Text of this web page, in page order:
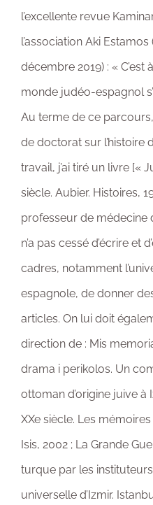
l’excellente revue
l’association Aki Estamos
décembre 2019) : «
monde judéo-espagnol
Au terme de ce
de doctorat sur l’histoire
travail, j’ai tiré un livre [«
siècle. Aubier. Histoires,
professeur de médecine
n’a pas cessé d’écrire et
cadres, notamment
espagnole, de donner
articles. On lui doit
direction de : Mis
drama i perikolos. Un
ottoman d’origine juive
XXe siècle. Les
Isis, 2002 ; La Grande
turque par les instituteurs
universelle d’Izmir.